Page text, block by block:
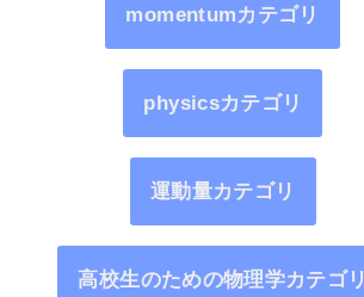
momentumカテゴリ
physicsカテゴリ
運動量カテゴリ
高校生のための物理学カテゴリ